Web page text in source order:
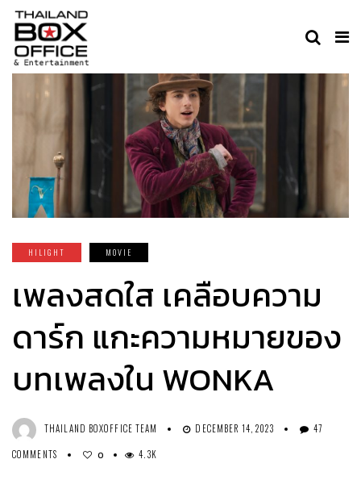
HILIGHT MOVIE
เพลงสดใส เคลือบความ
ดาร์ก แกะความหมายของ
บทเพลงใน WONKA
THAILAND BOXOFFICE TEAM DECEMBER 14, 2023
47
COMMENTS
0 4.3K